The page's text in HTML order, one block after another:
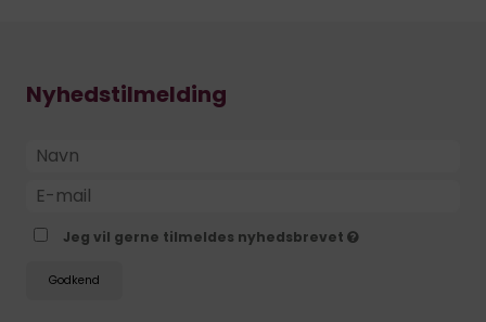
Nyhedstilmelding
Jeg vil gerne tilmeldes nyhedsbrevet
Godkend